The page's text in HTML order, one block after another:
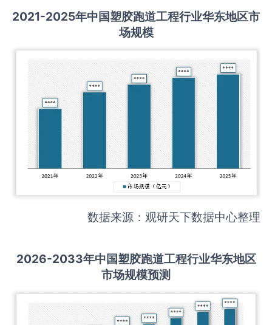
2021-2025年中国塑胶跑道工程行业华东地区市
场规模
数据来源：观研天下数据中心整理
2026-2033年中国塑胶跑道工程行业华东地区
市场规模预测